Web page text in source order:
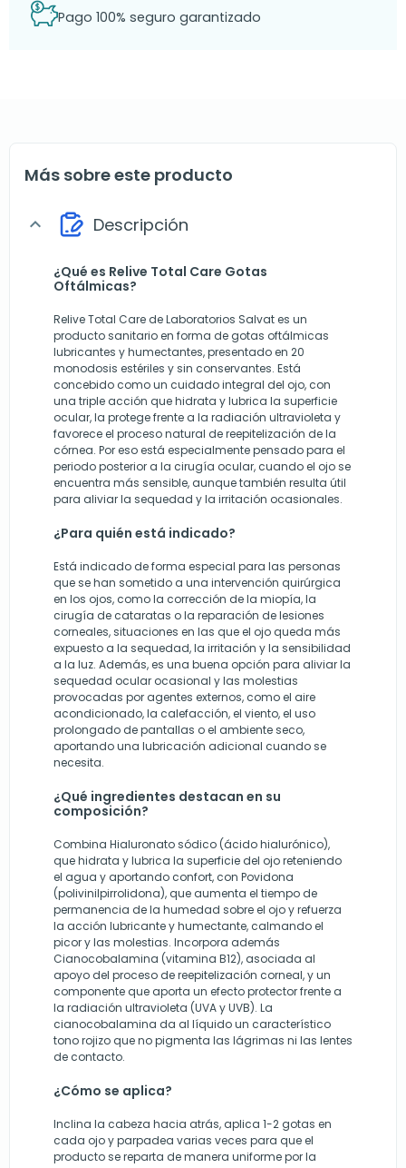
Pago 100% seguro garantizado
Más sobre este producto
expand_more Descripción
¿Qué es Relive Total Care Gotas
Oftálmicas?
Relive Total Care de Laboratorios Salvat es un
producto sanitario en forma de gotas oftálmicas
lubricantes y humectantes, presentado en 20
monodosis estériles y sin conservantes. Está
concebido como un cuidado integral del ojo, con
una triple acción que hidrata y lubrica la superficie
ocular, la protege frente a la radiación ultravioleta y
favorece el proceso natural de reepitelización de la
córnea. Por eso está especialmente pensado para el
periodo posterior a la cirugía ocular, cuando el ojo se
encuentra más sensible, aunque también resulta útil
para aliviar la sequedad y la irritación ocasionales.
¿Para quién está indicado?
Está indicado de forma especial para las personas
que se han sometido a una intervención quirúrgica
en los ojos, como la corrección de la miopía, la
cirugía de cataratas o la reparación de lesiones
corneales, situaciones en las que el ojo queda más
expuesto a la sequedad, la irritación y la sensibilidad
a la luz. Además, es una buena opción para aliviar la
sequedad ocular ocasional y las molestias
provocadas por agentes externos, como el aire
acondicionado, la calefacción, el viento, el uso
prolongado de pantallas o el ambiente seco,
aportando una lubricación adicional cuando se
necesita.
¿Qué ingredientes destacan en su
composición?
Combina Hialuronato sódico (ácido hialurónico),
que hidrata y lubrica la superficie del ojo reteniendo
el agua y aportando confort, con Povidona
(polivinilpirrolidona), que aumenta el tiempo de
permanencia de la humedad sobre el ojo y refuerza
la acción lubricante y humectante, calmando el
picor y las molestias. Incorpora además
Cianocobalamina (vitamina B12), asociada al
apoyo del proceso de reepitelización corneal, y un
componente que aporta un efecto protector frente a
la radiación ultravioleta (UVA y UVB). La
cianocobalamina da al líquido un característico
tono rojizo que no pigmenta las lágrimas ni las lentes
de contacto.
¿Cómo se aplica?
Inclina la cabeza hacia atrás, aplica 1-2 gotas en
cada ojo y parpadea varias veces para que el
producto se reparta de manera uniforme por la